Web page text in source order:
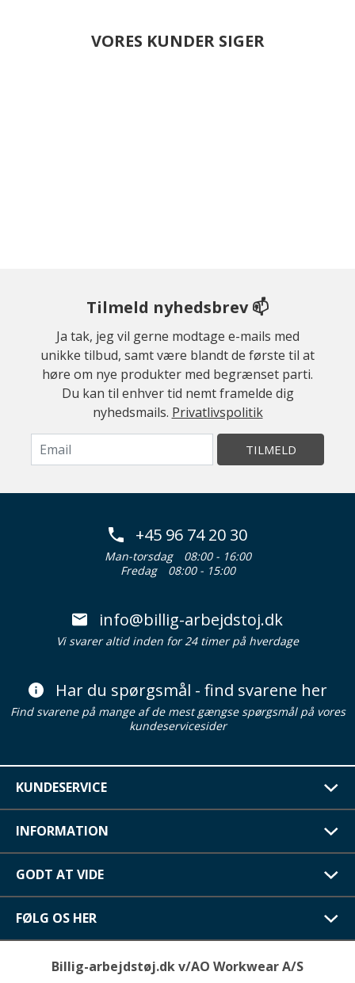
VORES KUNDER SIGER
Tilmeld nyhedsbrev 📫
Ja tak, jeg vil gerne modtage e-mails med
unikke tilbud, samt være blandt de første til at
høre om nye produkter med begrænset parti.
Du kan til enhver tid nemt framelde dig
nyhedsmails. Privatlivspolitik
TILMELD
+45 96 74 20 30
Man-torsdag
08:00 - 16:00
Fredag
08:00 - 15:00
info@billig-arbejdstoj.dk
Vi svarer altid inden for 24 timer på hverdage
Har du spørgsmål - find svarene her
Find svarene på mange af de mest gængse spørgsmål på vores
kundeservicesider
KUNDESERVICE
INFORMATION
GODT AT VIDE
FØLG OS HER
Billig-arbejdstøj.dk v/AO Workwear A/S